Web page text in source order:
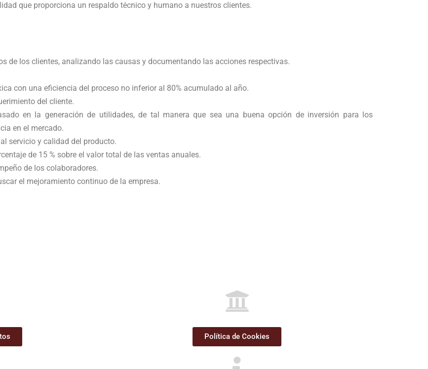
que proporciona un respaldo técnico y humano a nuestros clientes.
de los clientes, analizando las causas y documentando las acciones respectivas.
con una eficiencia del proceso no inferior al 80% acumulado al año.
del cliente.
en la generación de utilidades, de tal manera que sea una buena opción de inversión para los
en el mercado.
servicio y calidad del producto.
de 15 % sobre el valor total de las ventas anuales.
de los colaboradores.
el mejoramiento continuo de la empresa.
Política de Cookies